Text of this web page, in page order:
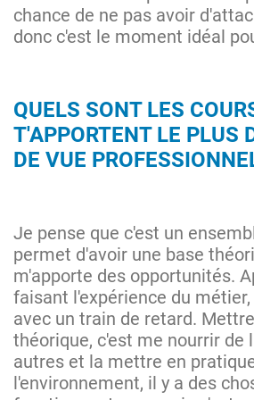
chance de ne pas avoir
donc c'est le moment idéal
QUELS SONT LES
T'APPORTENT LE PLUS
DE VUE
Je pense que c'est un
permet d'avoir une base
m'apporte des opportunités.
faisant l'expérience du
avec un train de retard.
théorique, c'est me nourrir de
autres et la mettre en
l'environnement, il y a des